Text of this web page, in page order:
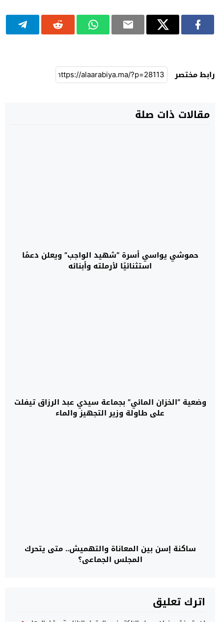
رابط مختصر
مقالات ذات صلة
حموشي يواسي أسرة “شهيد الواجب” ويعلن دعمًا
استثنائيًا لأرملته وأبنائه
وضعية “الخزان المائي” بجماعة سيدي عبد الرزاق تيفلت
على طاولة وزير التجهيز والماء
ساكنة إسن بين المعاناة والتهميش.. متى يتحرك
المجلس الجماعي؟
اترك تعليق